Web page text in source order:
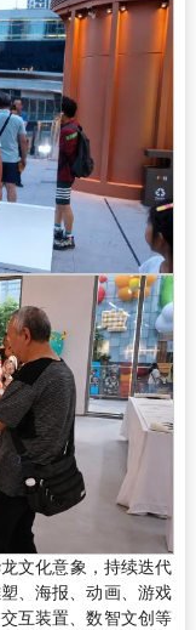
文化意象，持续迭代
、海报、动画、游戏
互装置、数智文创等